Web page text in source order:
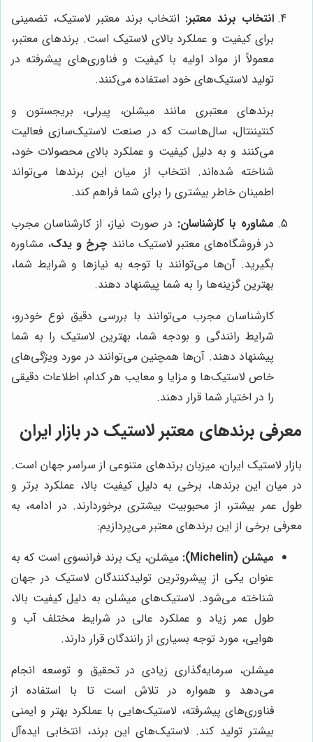
انتخاب برند معتبر: انتخاب برند معتبر لاستیک، تضمینی
برای کیفیت و عملکرد بالای لاستیک است. برندهای معتبر،
معمولاً از مواد اولیه با کیفیت و فناوری‌های پیشرفته در
تولید لاستیک‌های خود استفاده می‌کنند.
برندهای معتبری مانند میشلن، پیرلی، بریجستون و
کنتیننتال، سال‌هاست که در صنعت لاستیک‌سازی فعالیت
می‌کنند و به دلیل کیفیت و عملکرد بالای محصولات خود،
شناخته شده‌اند. انتخاب از میان این برندها می‌تواند
اطمینان خاطر بیشتری را برای شما فراهم کند.
مشاوره با کارشناسان: در صورت نیاز، از کارشناسان مجرب
در فروشگاه‌های معتبر لاستیک مانند چرخ و یدک، مشاوره
بگیرید. آن‌ها می‌توانند با توجه به نیازها و شرایط شما،
بهترین گزینه‌ها را به شما پیشنهاد دهند.
کارشناسان مجرب می‌توانند با بررسی دقیق نوع خودرو،
شرایط رانندگی و بودجه شما، بهترین لاستیک را به شما
پیشنهاد دهند. آن‌ها همچنین می‌توانند در مورد ویژگی‌های
خاص لاستیک‌ها و مزایا و معایب هر کدام، اطلاعات دقیقی
را در اختیار شما قرار دهند.
معرفی برندهای معتبر لاستیک در بازار ایران
بازار لاستیک ایران، میزبان برندهای متنوعی از سراسر جهان است.
در میان این برندها، برخی به دلیل کیفیت بالا، عملکرد برتر و
طول عمر بیشتر، از محبوبیت بیشتری برخوردارند. در ادامه، به
معرفی برخی از این برندهای معتبر می‌پردازیم:
میشلن (Michelin):
میشلن، یک برند فرانسوی است که به
عنوان یکی از پیشروترین تولیدکنندگان لاستیک در جهان
شناخته می‌شود. لاستیک‌های میشلن به دلیل کیفیت بالا،
طول عمر زیاد و عملکرد عالی در شرایط مختلف آب و
هوایی، مورد توجه بسیاری از رانندگان قرار دارند.
میشلن، سرمایه‌گذاری زیادی در تحقیق و توسعه انجام
می‌دهد و همواره در تلاش است تا با استفاده از
فناوری‌های پیشرفته، لاستیک‌هایی با عملکرد بهتر و ایمنی
بیشتر تولید کند. لاستیک‌های این برند، انتخابی ایده‌آل